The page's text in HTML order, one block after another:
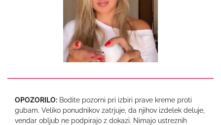
OPOZORILO: Bodite pozorni pri izbiri prave kreme proti
gubam. Veliko ponudnikov zatrjuje, da njihov izdelek deluje,
vendar obljub ne podpirajo z dokazi. Nimajo ustreznih